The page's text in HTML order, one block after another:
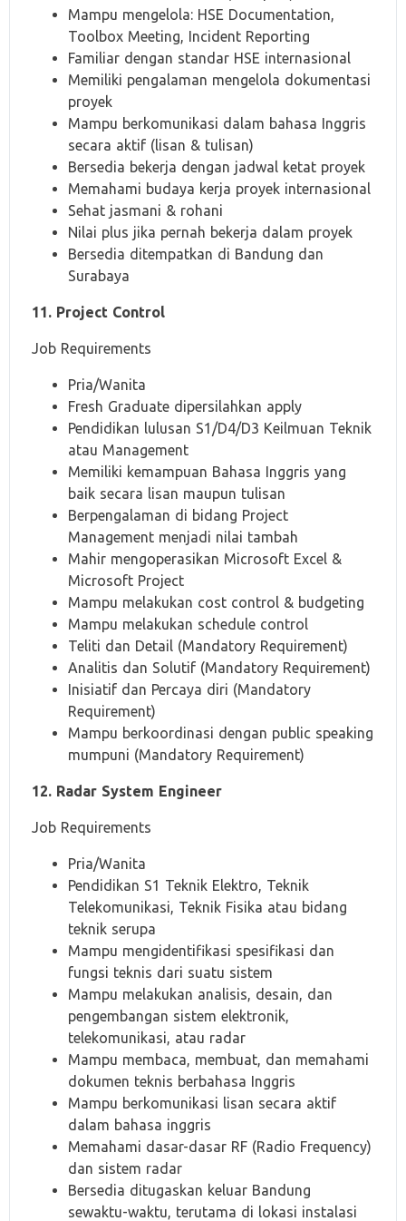
Mampu mengelola: HSE Documentation,
Toolbox Meeting, Incident Reporting
Familiar dengan standar HSE internasional
Memiliki pengalaman mengelola dokumentasi
proyek
Mampu berkomunikasi dalam bahasa Inggris
secara aktif (lisan & tulisan)
Bersedia bekerja dengan jadwal ketat proyek
Memahami budaya kerja proyek internasional
Sehat jasmani & rohani
Nilai plus jika pernah bekerja dalam proyek
Bersedia ditempatkan di Bandung dan
Surabaya
11. Project Control
Job Requirements
Pria/Wanita
Fresh Graduate dipersilahkan apply
Pendidikan lulusan S1/D4/D3 Keilmuan Teknik
atau Management
Memiliki kemampuan Bahasa Inggris yang
baik secara lisan maupun tulisan
Berpengalaman di bidang Project
Management menjadi nilai tambah
Mahir mengoperasikan Microsoft Excel &
Microsoft Project
Mampu melakukan cost control & budgeting
Mampu melakukan schedule control
Teliti dan Detail (Mandatory Requirement)
Analitis dan Solutif (Mandatory Requirement)
Inisiatif dan Percaya diri (Mandatory
Requirement)
Mampu berkoordinasi dengan public speaking
mumpuni (Mandatory Requirement)
12. Radar System Engineer
Job Requirements
Pria/Wanita
Pendidikan S1 Teknik Elektro, Teknik
Telekomunikasi, Teknik Fisika atau bidang
teknik serupa
Mampu mengidentifikasi spesifikasi dan
fungsi teknis dari suatu sistem
Mampu melakukan analisis, desain, dan
pengembangan sistem elektronik,
telekomunikasi, atau radar
Mampu membaca, membuat, dan memahami
dokumen teknis berbahasa Inggris
Mampu berkomunikasi lisan secara aktif
dalam bahasa inggris
Memahami dasar-dasar RF (Radio Frequency)
dan sistem radar
Bersedia ditugaskan keluar Bandung
sewaktu-waktu, terutama di lokasi instalasi